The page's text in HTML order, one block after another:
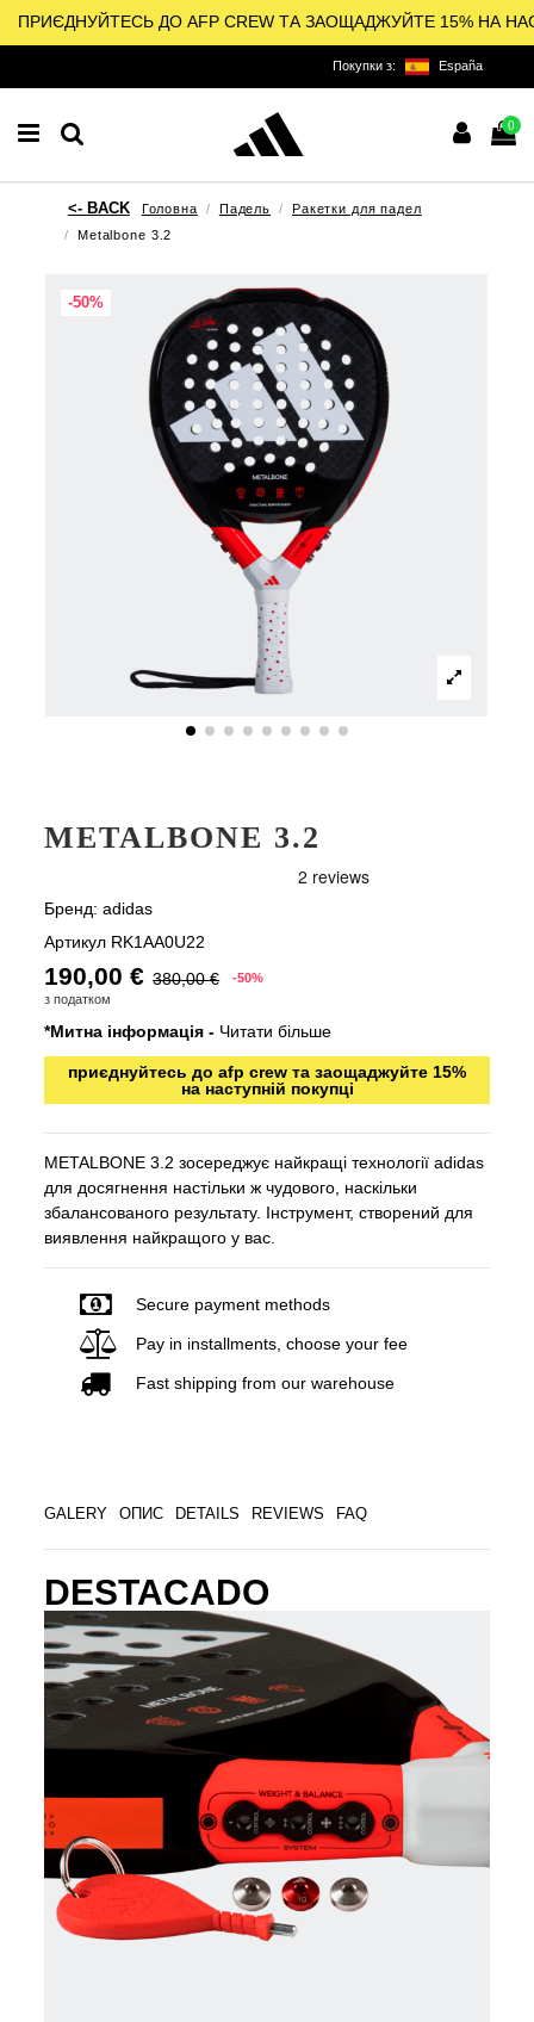
ПРИЄДНУЙТЕСЬ ДО AFP CREW ТА ЗАОЩАДЖУЙТЕ 15% НА
Покупки з: España
0
Головна Падель
Ракетки для падел
Metalbone 3.2
-50%
METALBONE 3.2
Бренд: adidas
Артикул RK1AA0U22
190,00 € 380,00 €
-50%
з податком
*Митна інформація - Читати більше
приєднуйтесь до afp crew та заощаджуйте 15%
на наступній покупці
METALBONE 3.2 зосереджує найкращі технології adidas
для досягнення настільки ж чудового, наскільки
збалансованого результату. Інструмент, створений для
виявлення найкращого у вас.
Secure payment methods
Pay in installments, choose your fee
Fast shipping from our warehouse
GALERY ОПИС DETAILS REVIEWS FAQ
DESTACADO